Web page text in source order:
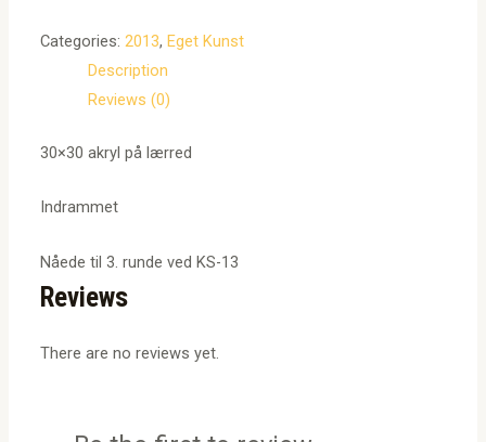
Categories:2013,Eget Kunst
Description
Reviews (0)
30×30 akryl på lærred
Indrammet
Nåede til 3. runde ved KS-13
Reviews
There are no reviews yet.